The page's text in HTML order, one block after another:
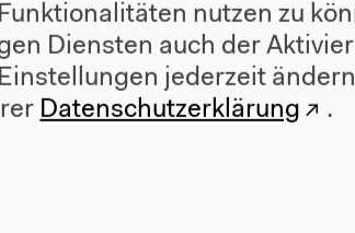
nutzen zu
Diensten auch der
jederzeit
Datenschutzerklärung .